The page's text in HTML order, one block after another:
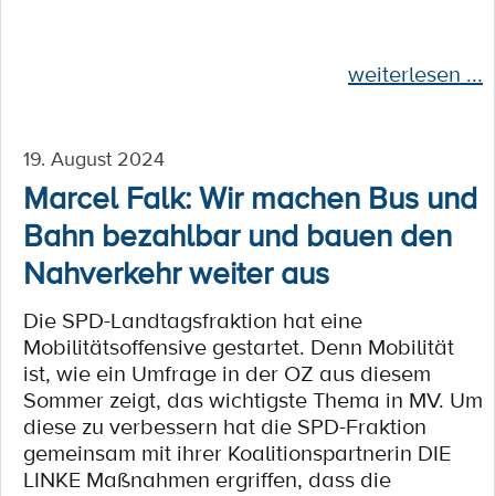
weiterlesen ...
19. August 2024
Marcel Falk: Wir machen Bus und
Bahn bezahlbar und bauen den
Nahverkehr weiter aus
Die SPD-Landtagsfraktion hat eine
Mobilitätsoffensive gestartet. Denn Mobilität
ist, wie ein Umfrage in der OZ aus diesem
Sommer zeigt, das wichtigste Thema in MV. Um
diese zu verbessern hat die SPD-Fraktion
gemeinsam mit ihrer Koalitionspartnerin DIE
LINKE Maßnahmen ergriffen, dass die